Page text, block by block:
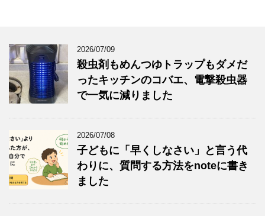
2026/07/09
殺虫剤もめんつゆトラップもダメだ
ったキッチンのコバエ、電撃殺虫器
で一気に減りました
2026/07/08
子どもに「早くしなさい」と言う代
わりに、質問する方法をnoteに書き
ました